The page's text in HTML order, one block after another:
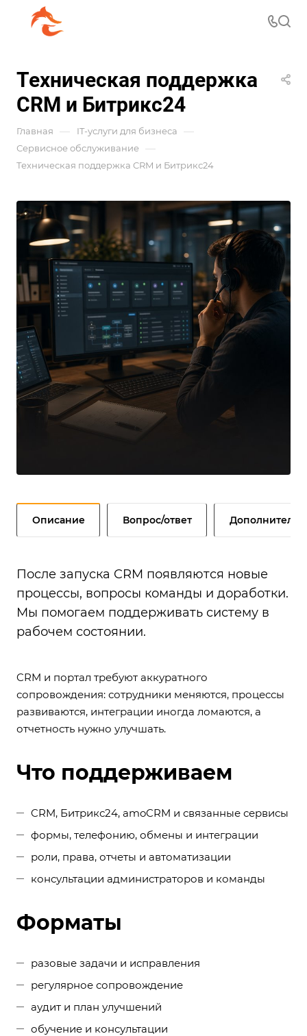
Техническая поддержка
CRM и Битрикс24
Главная — IT-услуги для бизнеса —
Сервисное обслуживание —
Техническая поддержка CRM и Битрикс24
Описание Вопрос/ответ
После запуска CRM появляются новые
процессы, вопросы команды и доработки.
Мы помогаем поддерживать систему в
рабочем состоянии.
CRM и портал требуют аккуратного
сопровождения: сотрудники меняются, процессы
развиваются, интеграции иногда ломаются, а
отчетность нужно улучшать.
Что поддерживаем
CRM, Битрикс24, amoCRM и связанные сервисы
формы, телефонию, обмены и интеграции
роли, права, отчеты и автоматизации
консультации администраторов и команды
Форматы
разовые задачи и исправления
регулярное сопровождение
аудит и план улучшений
обучение и консультации